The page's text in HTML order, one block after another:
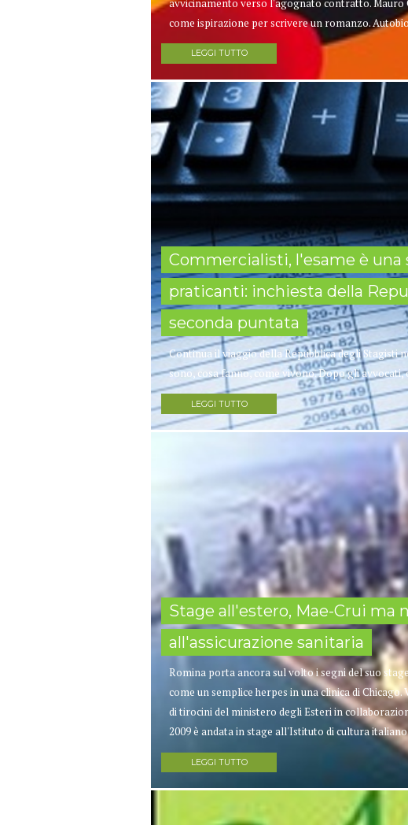
avvicinamento verso l'agognato contratto. Mauro
come ispirazione per scrivere un romanzo.
LEGGI TUTTO
Commercialisti, l'esame è una
praticanti: inchiesta della
seconda puntata
Continua il viaggio della Repubblica degli Stagisti
sono, cosa fanno, come vivono. Dopo gli
LEGGI TUTTO
Stage all'estero, Mae-Crui ma
all'assicurazione sanitaria
Romina porta ancora sul volto i segni del suo
come un semplice herpes in una clinica di
di tirocini del ministero degli Esteri in
2009 è andata in stage all'Istituto di cultura
LEGGI TUTTO